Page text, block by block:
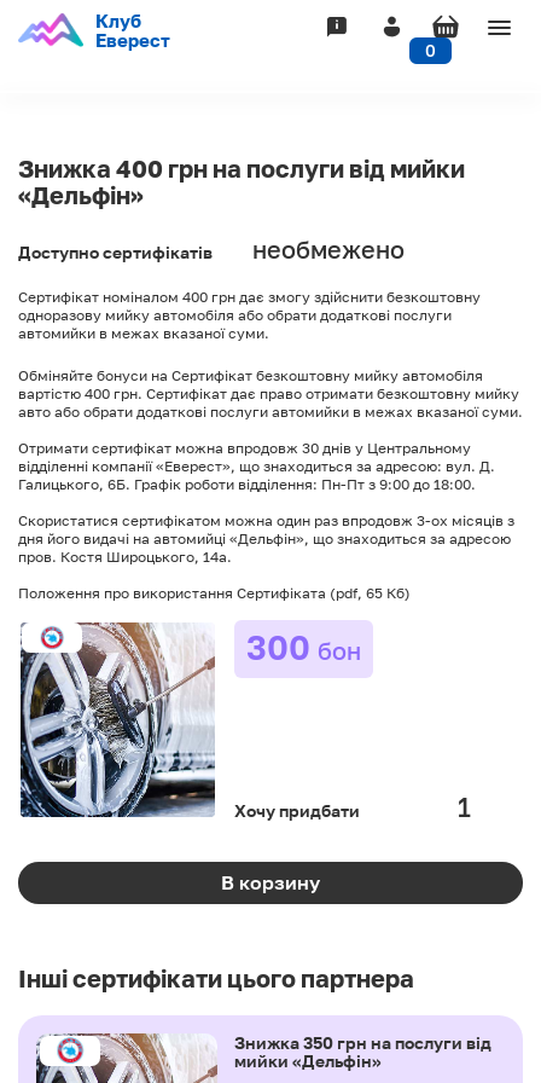
Клуб
Еверест
0
Знижка 400 грн на послуги від мийки
«Дельфін»
Доступно сертифікатів необмежено
Сертифікат номіналом 400 грн дає змогу здійснити безкоштовну
одноразову мийку автомобіля або обрати додаткові послуги
автомийки в межах вказаної суми.
Обміняйте бонуси на Сертифікат безкоштовну мийку автомобіля
вартістю 400 грн. Сертифікат дає право отримати безкоштовну мийку
авто або обрати додаткові послуги автомийки в межах вказаної суми.
Отримати сертифікат можна впродовж 30 днів у Центральному
відділенні компанії «Еверест», що знаходиться за адресою: вул. Д.
Галицького, 6Б. Графік роботи відділення: Пн-Пт з 9:00 до 18:00.
Скористатися сертифікатом можна один раз впродовж 3-ох місяців з
дня його видачі на автомийці «Дельфін», що знаходиться за адресою
пров. Костя Широцького, 14а.
Положення про використання Сертифіката (pdf, 65 Кб)
300 бон
Хочу придбати
В корзину
Інші сертифікати цього партнера
Знижка 350 грн на послуги від
мийки «Дельфін»